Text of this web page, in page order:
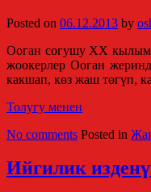
Posted on 06.12.2013 by
Ооган согушу ХХ
жоокерлер Ооган
какшап, көз жаш төгүп,
Толугу менен
No comments Posted in
Ийгилик